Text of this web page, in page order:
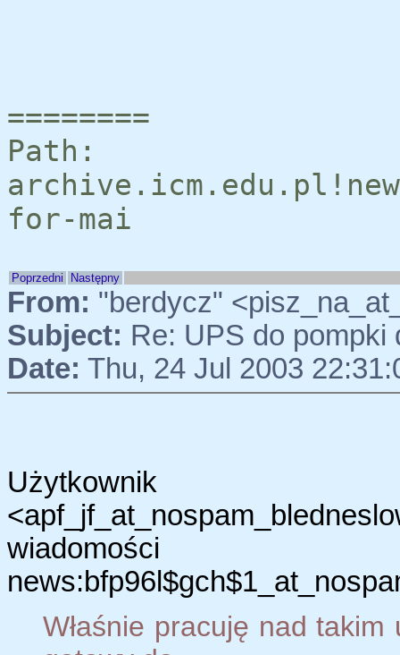
========
for-mai
Poprzedni Następny
From: "berdycz"
Subject: Re: UPS do pompki
Date: Thu, 24 Jul 2003
wiadomości
Właśnie pracuję nad